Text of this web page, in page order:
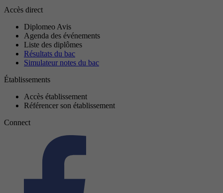
Accès direct
Diplomeo Avis
Agenda des événements
Liste des diplômes
Résultats du bac
Simulateur notes du bac
Établissements
Accès établissement
Référencer son établissement
Connect